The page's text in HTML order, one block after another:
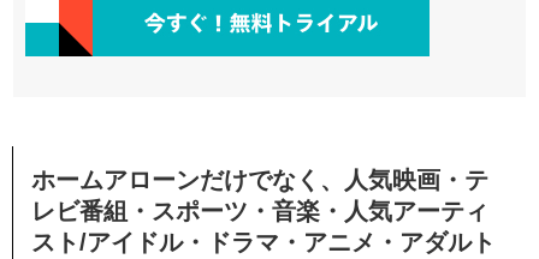
ホームアローンだけでなく、人気映画・テ
レビ番組・スポーツ・音楽・人気アーティ
スト/アイドル・
ドラマ・アニメ・アダルト